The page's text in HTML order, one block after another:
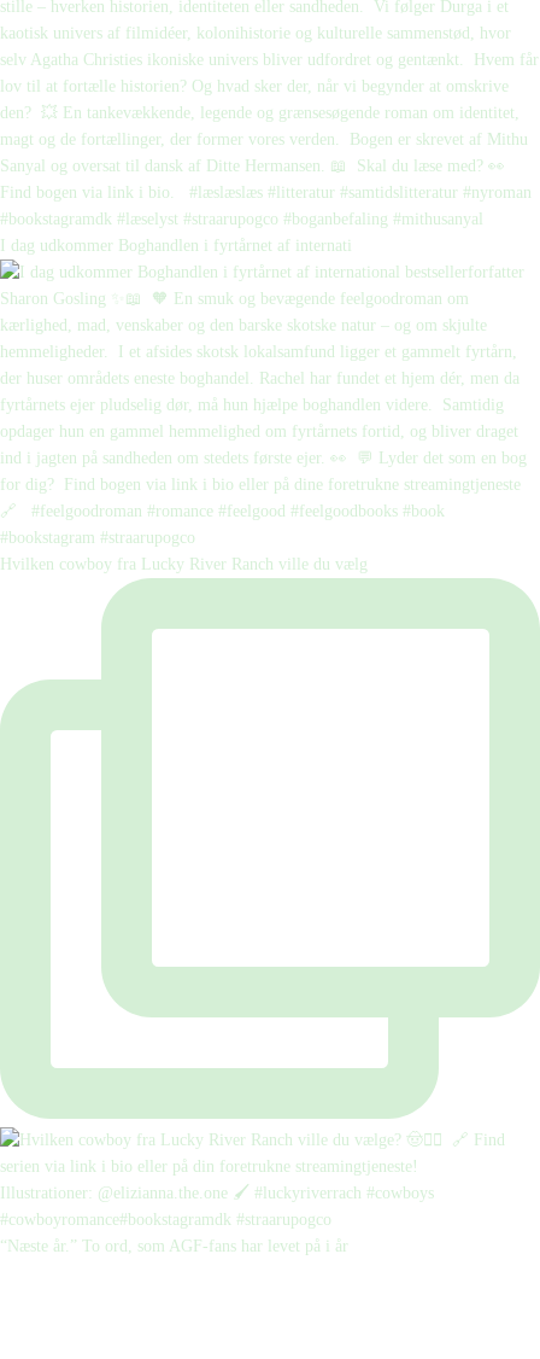
I dag udkommer Boghandlen i fyrtårnet af internati
Hvilken cowboy fra Lucky River Ranch ville du vælg
“Næste år.” To ord, som AGF-fans har levet på i år